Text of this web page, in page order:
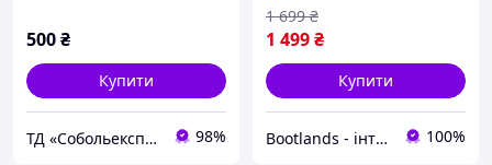
500₴
Купити
ТД «Собольекспрес» 98%
1 499₴
1 699 ₴
Купити
Bootlands - інтернет-магазин взуття та одягу 100%